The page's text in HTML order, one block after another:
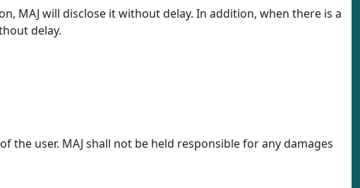
MAJ will disclose it without delay. In addition, when there is a
delay.
the user. MAJ shall not be held responsible for any damages